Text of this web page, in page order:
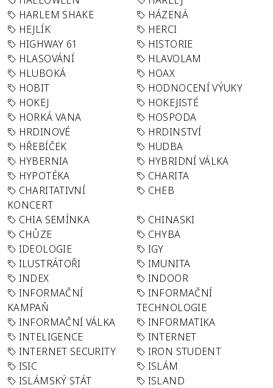
HARLEM SHAKE
HÁZENÁ
HEJLÍK
HERCI
HIGHWAY 61
HISTORIE
HLASOVÁNÍ
HLAVOLAM
HLUBOKÁ
HOAX
HOBIT
HODNOCENÍ VÝUKY
HOKEJ
HOKEJISTÉ
HORKÁ VANA
HOSPODA
HRDINOVÉ
HRDINSTVÍ
HŘEBÍČEK
HUDBA
HYBERNIA
HYBRIDNÍ VÁLKA
HYPOTÉKA
CHARITA
CHARITATIVNÍ
KONCERT
CHEB
CHIA SEMÍNKA
CHINASKI
CHŮZE
CHYBA
IDEOLOGIE
IGY
ILUSTRÁTOŘI
IMUNITA
INDEX
INDOOR
INFORMAČNÍ
KAMPAŇ
INFORMAČNÍ
TECHNOLOGIE
INFORMAČNÍ VÁLKA
INFORMATIKA
INTELIGENCE
INTERNET
INTERNET SECURITY
IRON STUDENT
ISIC
ISLÁM
ISLÁMSKÝ STÁT
ISLAND